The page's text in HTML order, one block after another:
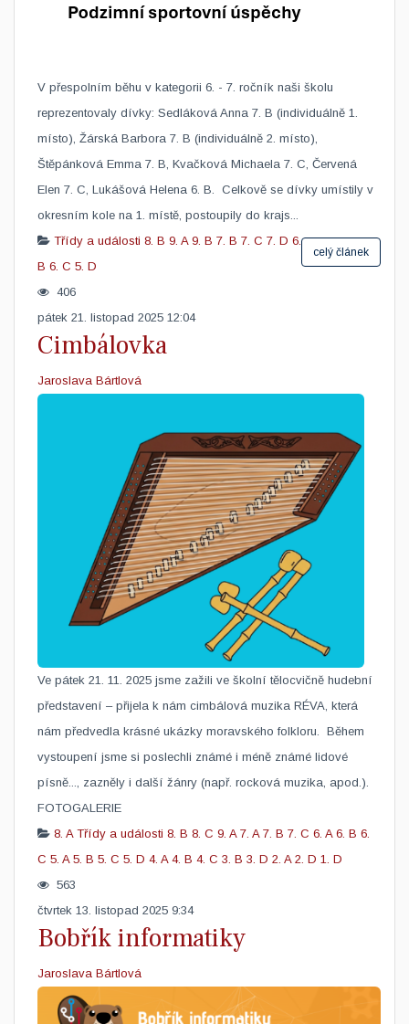
V přespolním běhu v kategorii 6. - 7. ročník naši školu
reprezentovaly dívky: Sedláková Anna 7. B (individuálně 1.
místo), Žárská Barbora 7. B (individuálně 2. místo),
Štěpánková Emma 7. B, Kvačková Michaela 7. C, Červená
Elen 7. C, Lukášová Helena 6. B. Celkově se dívky umístily v
okresním kole na 1. místě, postoupily do krajs...
celý článek
Třídy a události 8. B 9. A 9. B 7. B 7. C 7. D 6.
B 6. C 5. D
406
pátek 21. listopad 2025 12:04
Cimbálovka
Jaroslava Bártlová
Ve pátek 21. 11. 2025 jsme zažili ve školní tělocvičně hudební
představení – přijela k nám cimbálová muzika RÉVA, která
nám předvedla krásné ukázky moravského folkloru. Během
vystoupení jsme si poslechli známé i méně známé lidové
písně..., zazněly i další žánry (např. rocková muzika, apod.).
FOTOGALERIE
8. A Třídy a události 8. B 8. C 9. A 7. A 7. B 7. C 6. A 6. B 6.
C 5. A 5. B 5. C 5. D 4. A 4. B 4. C 3. B 3. D 2. A 2. D 1. D
563
čtvrtek 13. listopad 2025 9:34
Bobřík informatiky
Jaroslava Bártlová